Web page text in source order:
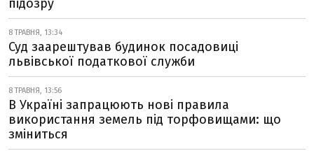
підозру
8 ТРАВНЯ, 13:34
Суд заарештував будинок посадовиці
львівської податкової служби
8 ТРАВНЯ, 13:56
В Україні запрацюють нові правила
використання земель під торфовищами: що
зміниться